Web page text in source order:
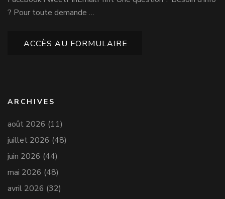
? Pour toute demande …
ACCÈS AU FORMULAIRE
ARCHIVES
août 2026 (11)
juillet 2026 (48)
juin 2026 (44)
mai 2026 (48)
avril 2026 (32)